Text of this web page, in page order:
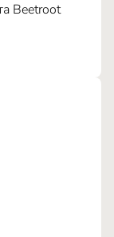
Beetroot
форму